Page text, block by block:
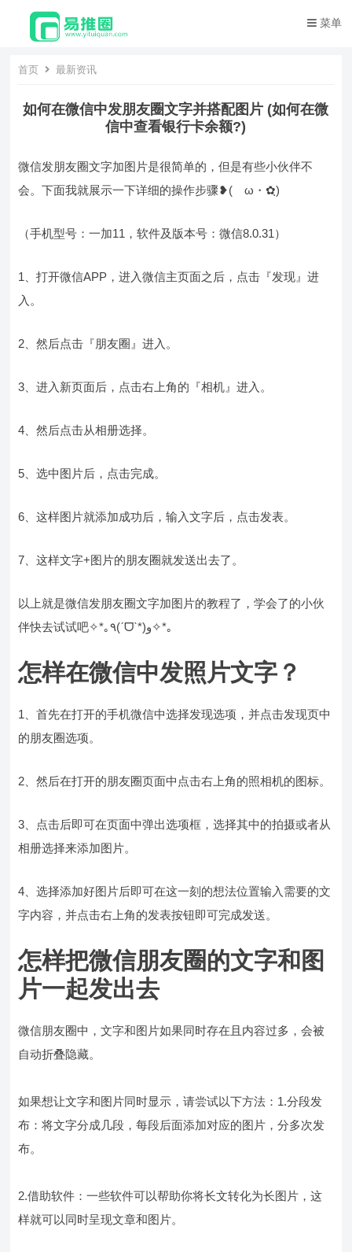
菜单
首页 最新资讯
如何在微信中发朋友圈文字并搭配图片 (如何在微
信中查看银行卡余额?)
微信发朋友圈文字加图片是很简单的，但是有些小伙伴不
会。下面我就展示一下详细的操作步骤❥(ゝω・✿ฺ)
（手机型号：一加11，软件及版本号：微信8.0.31）
1、打开微信APP，进入微信主页面之后，点击『发现』进
入。
2、然后点击『朋友圈』进入。
3、进入新页面后，点击右上角的『相机』进入。
4、然后点击从相册选择。
5、选中图片后，点击完成。
6、这样图片就添加成功后，输入文字后，点击发表。
7、这样文字+图片的朋友圈就发送出去了。
以上就是微信发朋友圈文字加图片的教程了，学会了的小伙
伴快去试试吧✧*｡٩(ˊᗜˋ*)و✧*｡
怎样在微信中发照片文字？
1、首先在打开的手机微信中选择发现选项，并点击发现页中
的朋友圈选项。
2、然后在打开的朋友圈页面中点击右上角的照相机的图标。
3、点击后即可在页面中弹出选项框，选择其中的拍摄或者从
相册选择来添加图片。
4、选择添加好图片后即可在这一刻的想法位置输入需要的文
字内容，并点击右上角的发表按钮即可完成发送。
怎样把微信朋友圈的文字和图
片一起发出去
微信朋友圈中，文字和图片如果同时存在且内容过多，会被
自动折叠隐藏。
如果想让文字和图片同时显示，请尝试以下方法：1.分段发
布：将文字分成几段，每段后面添加对应的图片，分多次发
布。
2.借助软件：一些软件可以帮助你将长文转化为长图片，这
样就可以同时呈现文章和图片。